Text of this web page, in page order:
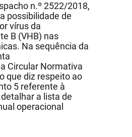
n.º 2522/2018,
possibilidade de
vírus da
B (VHB) nas
Na sequência da
Circular Normativa
que diz respeito ao
5 referente à
a lista de
operacional